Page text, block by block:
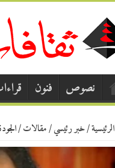
نصوص فنون
الرئيسية/خبر رئيسي/مقالات/